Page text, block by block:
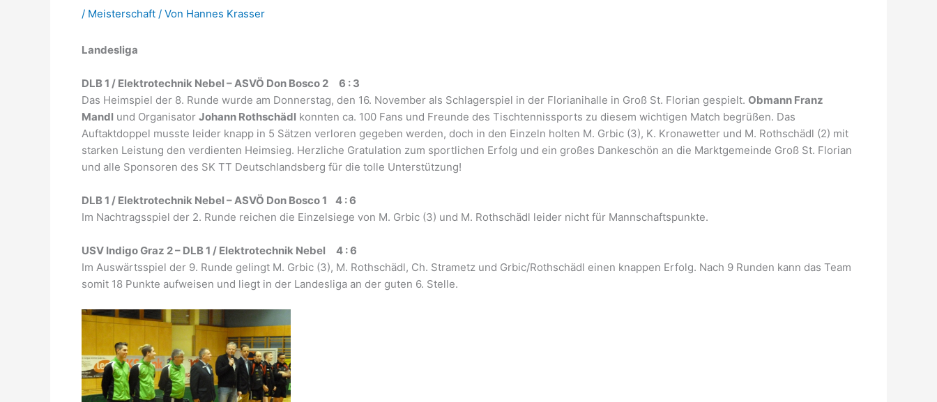
/ Meisterschaft / Von Hannes Krasser
Landesliga
DLB 1 / Elektrotechnik Nebel – ASVÖ Don Bosco 2 6 : 3
Das Heimspiel der 8. Runde wurde am Donnerstag, den 16. November als Schlagerspiel in der Florianihalle in Groß St. Florian gespielt. Obmann Franz
Mandl und Organisator Johann Rothschädl konnten ca. 100 Fans und Freunde des Tischtennissports zu diesem wichtigen Match begrüßen. Das
Auftaktdoppel musste leider knapp in 5 Sätzen verloren gegeben werden, doch in den Einzeln holten M. Grbic (3), K. Kronawetter und M. Rothschädl (2) mit
starken Leistung den verdienten Heimsieg. Herzliche Gratulation zum sportlichen Erfolg und ein großes Dankeschön an die Marktgemeinde Groß St. Florian
und alle Sponsoren des SK TT Deutschlandsberg für die tolle Unterstützung!
DLB 1 / Elektrotechnik Nebel – ASVÖ Don Bosco 1 4 : 6
Im Nachtragsspiel der 2. Runde reichen die Einzelsiege von M. Grbic (3) und M. Rothschädl leider nicht für Mannschaftspunkte.
USV Indigo Graz 2 – DLB 1 / Elektrotechnik Nebel 4 : 6
Im Auswärtsspiel der 9. Runde gelingt M. Grbic (3), M. Rothschädl, Ch. Strametz und Grbic/Rothschädl einen knappen Erfolg. Nach 9 Runden kann das Team
somit 18 Punkte aufweisen und liegt in der Landesliga an der guten 6. Stelle.